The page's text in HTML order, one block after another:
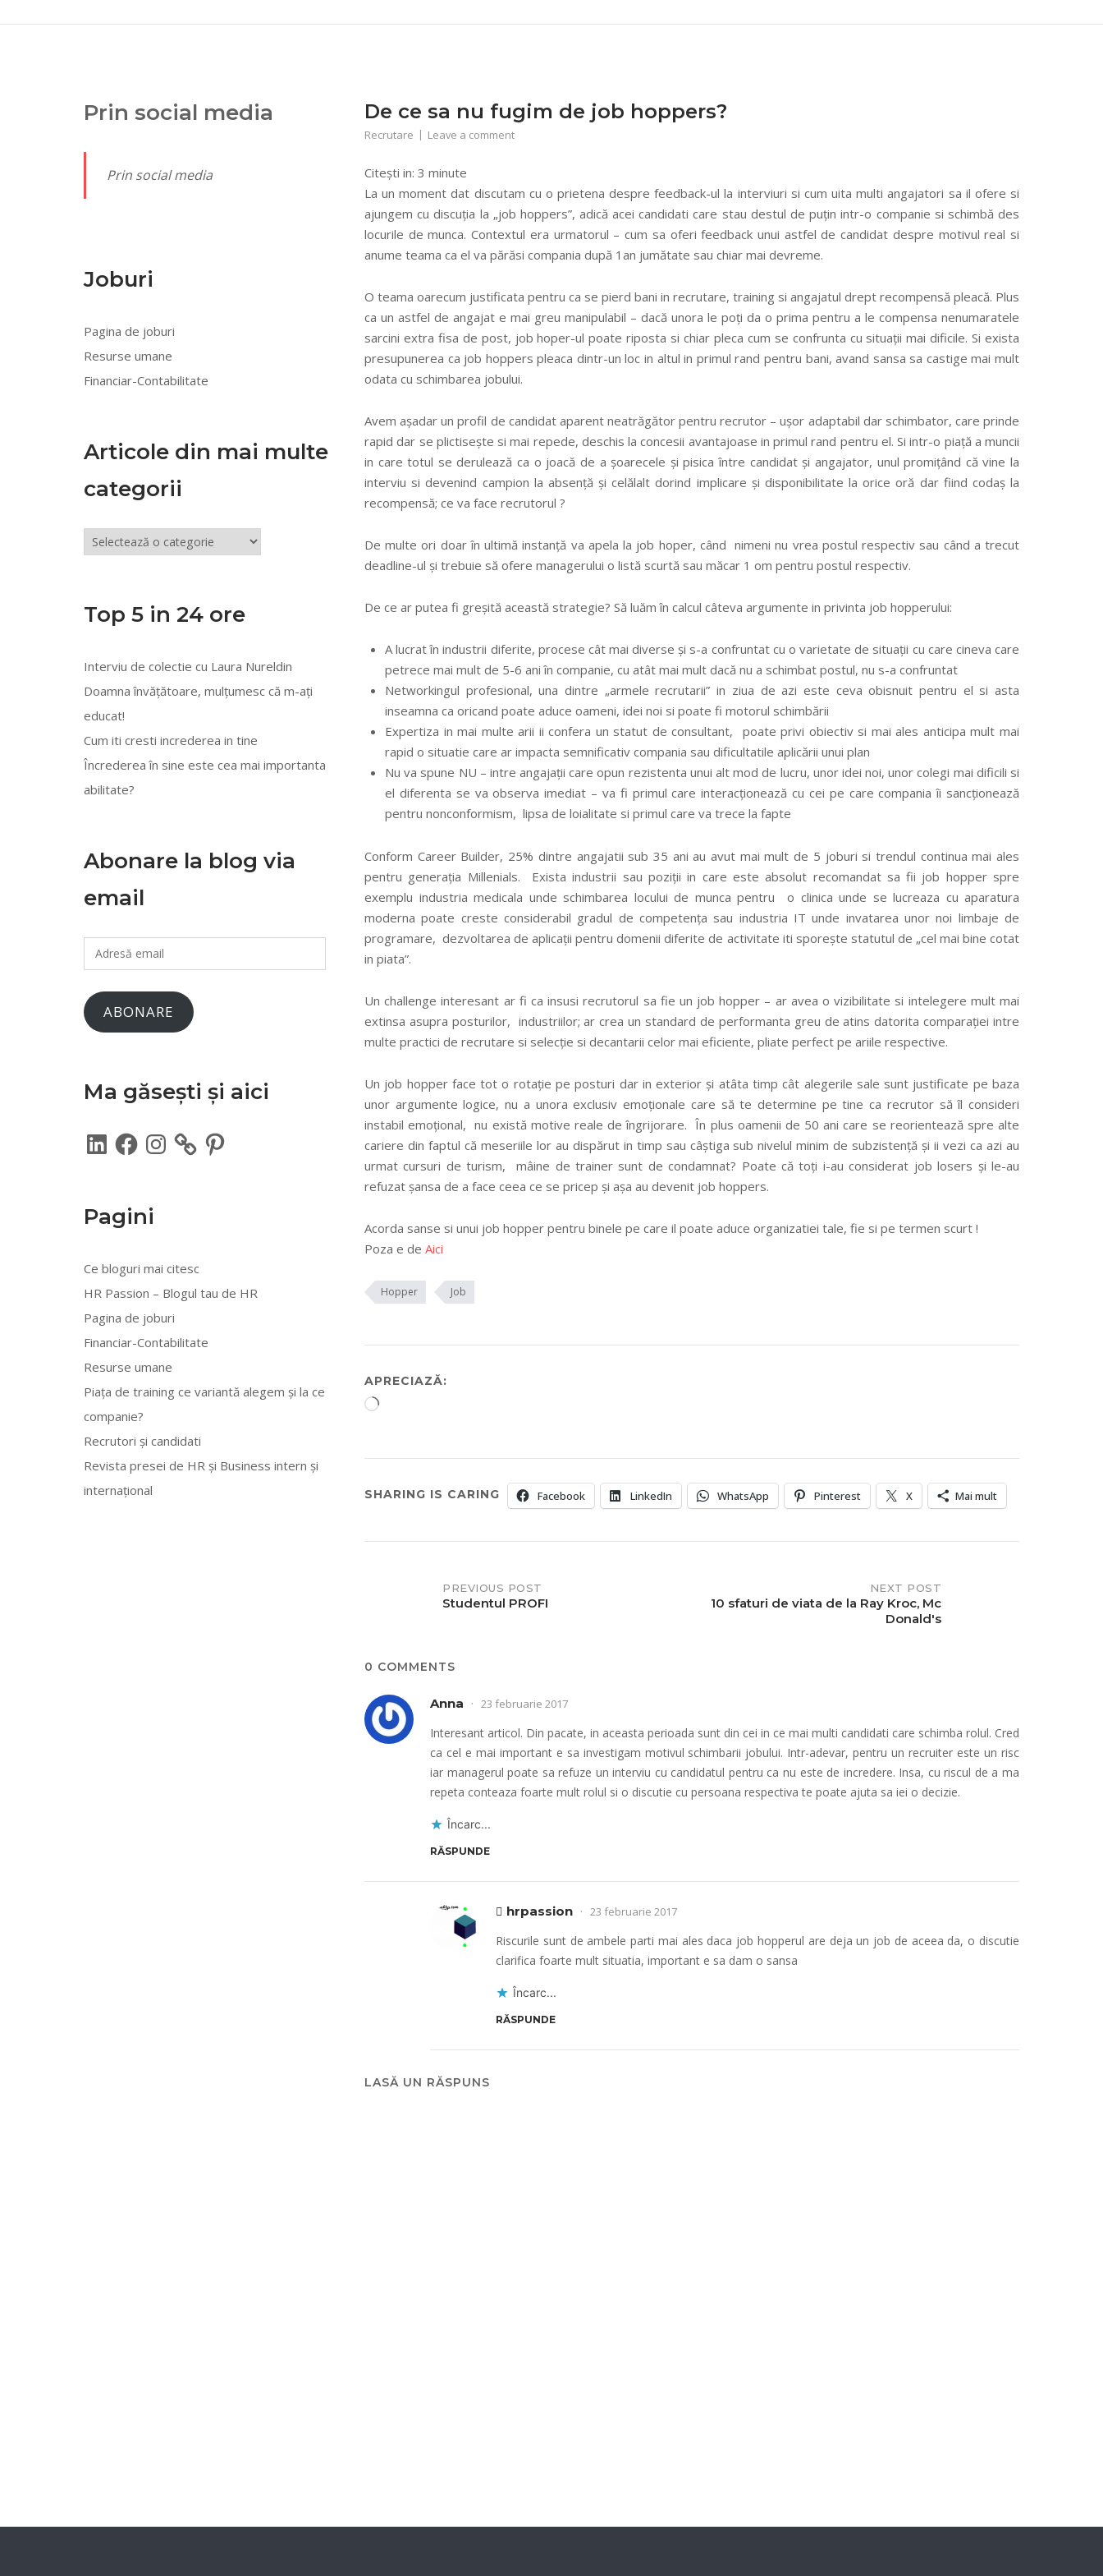
De ce sa nu fugim de job hoppers?
Recrutare Leave a comment
Citești in: 3 minute
La un moment dat discutam cu o prietena despre feedback-ul la interviuri si cum uita multi angajatori sa il ofere si
ajungem cu discuția la „job hoppers”, adică acei candidati care stau destul de puțin intr-o companie si schimbă des
locurile de munca. Contextul era urmatorul – cum sa oferi feedback unui astfel de candidat despre motivul real si
anume teama ca el va părăsi compania după 1an jumătate sau chiar mai devreme.
O teama oarecum justificata pentru ca se pierd bani in recrutare, training si angajatul drept recompensă pleacă. Plus
ca un astfel de angajat e mai greu manipulabil – dacă unora le poți da o prima pentru a le compensa nenumaratele
sarcini extra fisa de post, job hoper-ul poate riposta si chiar pleca cum se confrunta cu situații mai dificile. Si exista
presupunerea ca job hoppers pleaca dintr-un loc in altul in primul rand pentru bani, avand sansa sa castige mai mult
odata cu schimbarea jobului.
Avem așadar un profil de candidat aparent neatrăgător pentru recrutor – ușor adaptabil dar schimbator, care prinde
rapid dar se plictisește si mai repede, deschis la concesii avantajoase in primul rand pentru el. Si intr-o piață a muncii
in care totul se derulează ca o joacă de a șoarecele și pisica între candidat și angajator, unul promițând că vine la
interviu si devenind campion la absență și celălalt dorind implicare și disponibilitate la orice oră dar fiind codaș la
recompensă; ce va face recrutorul ?
De multe ori doar în ultimă instanță va apela la job hoper, când nimeni nu vrea postul respectiv sau când a trecut
deadline-ul și trebuie să ofere managerului o listă scurtă sau măcar 1 om pentru postul respectiv.
De ce ar putea fi greșită această strategie? Să luăm în calcul câteva argumente in privinta job hopperului:
A lucrat în industrii diferite, procese cât mai diverse și s-a confruntat cu o varietate de situații cu care cineva care
petrece mai mult de 5-6 ani în companie, cu atât mai mult dacă nu a schimbat postul, nu s-a confruntat
Networkingul profesional, una dintre „armele recrutarii” in ziua de azi este ceva obisnuit pentru el si asta
inseamna ca oricand poate aduce oameni, idei noi si poate fi motorul schimbării
Expertiza in mai multe arii ii confera un statut de consultant, poate privi obiectiv si mai ales anticipa mult mai
rapid o situatie care ar impacta semnificativ compania sau dificultatile aplicării unui plan
Nu va spune NU – intre angajații care opun rezistenta unui alt mod de lucru, unor idei noi, unor colegi mai dificili si
el diferenta se va observa imediat – va fi primul care interacționează cu cei pe care compania îi sancționează
pentru nonconformism, lipsa de loialitate si primul care va trece la fapte
Conform Career Builder, 25% dintre angajatii sub 35 ani au avut mai mult de 5 joburi si trendul continua mai ales
pentru generația Millenials. Exista industrii sau poziții in care este absolut recomandat sa fii job hopper spre
exemplu industria medicala unde schimbarea locului de munca pentru o clinica unde se lucreaza cu aparatura
moderna poate creste considerabil gradul de competența sau industria IT unde invatarea unor noi limbaje de
programare, dezvoltarea de aplicații pentru domenii diferite de activitate iti sporește statutul de „cel mai bine cotat
in piata”.
Un challenge interesant ar fi ca insusi recrutorul sa fie un job hopper – ar avea o vizibilitate si intelegere mult mai
extinsa asupra posturilor, industriilor; ar crea un standard de performanta greu de atins datorita comparației intre
multe practici de recrutare si selecție si decantarii celor mai eficiente, pliate perfect pe ariile respective.
Un job hopper face tot o rotație pe posturi dar in exterior și atâta timp cât alegerile sale sunt justificate pe baza
unor argumente logice, nu a unora exclusiv emoționale care să te determine pe tine ca recrutor să îl consideri
instabil emoțional, nu există motive reale de îngrijorare. În plus oamenii de 50 ani care se reorientează spre alte
cariere din faptul că meseriile lor au dispărut in timp sau câștiga sub nivelul minim de subzistență și ii vezi ca azi au
urmat cursuri de turism, mâine de trainer sunt de condamnat? Poate că toți i-au considerat job losers și le-au
refuzat șansa de a face ceea ce se pricep și așa au devenit job hoppers.
Acorda sanse si unui job hopper pentru binele pe care il poate aduce organizatiei tale, fie si pe termen scurt !
Poza e de Aici
Hopper Job
APRECIAZĂ:
Încarc...
SHARING IS CARING Facebook LinkedIn WhatsApp Pinterest X Mai mult
PREVIOUS POST
Studentul PROFI
NEXT POST
10 sfaturi de viata de la Ray Kroc, Mc
Donald's
0 COMMENTS
Anna 23 februarie 2017
Interesant articol. Din pacate, in aceasta perioada sunt din cei in ce mai multi candidati care schimba rolul. Cred
ca cel e mai important e sa investigam motivul schimbarii jobului. Intr-adevar, pentru un recruiter este un risc
iar managerul poate sa refuze un interviu cu candidatul pentru ca nu este de incredere. Insa, cu riscul de a ma
repeta conteaza foarte mult rolul si o discutie cu persoana respectiva te poate ajuta sa iei o decizie.
Încarc...
RĂSPUNDE
hrpassion 23 februarie 2017
Riscurile sunt de ambele parti mai ales daca job hopperul are deja un job de aceea da, o discutie
clarifica foarte mult situatia, important e sa dam o sansa
Încarc...
RĂSPUNDE
LASĂ UN RĂSPUNS
Prin social media
Prin social media
Joburi
Pagina de joburi
Resurse umane
Financiar-Contabilitate
Articole din mai multe
categorii
Articole
din
categorii
Top 5 in 24 ore
Interviu de colectie cu Laura Nureldin
Doamna învățătoare, mulțumesc că m-ați
educat!
Cum iti cresti increderea in tine
Încrederea în sine este cea mai importanta
abilitate?
Abonare la blog via
email
Adresă
email
ABONARE
Ma găsești și aici
LinkedInFacebookInstagram Pinterest
Pagini
Ce bloguri mai citesc
HR Passion – Blogul tau de HR
Pagina de joburi
Financiar-Contabilitate
Resurse umane
Piața de training ce variantă alegem și la ce
companie?
Recrutori și candidati
Revista presei de HR și Business intern și
internațional